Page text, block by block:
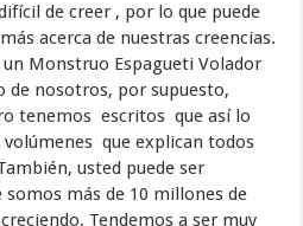
de creer , por lo que puede
acerca de nuestras creencias.
un Monstruo Espagueti Volador
de nosotros, por supuesto,
tenemos escritos que así lo
que explican todos
usted puede ser
más de 10 millones de
Tendemos a ser muy